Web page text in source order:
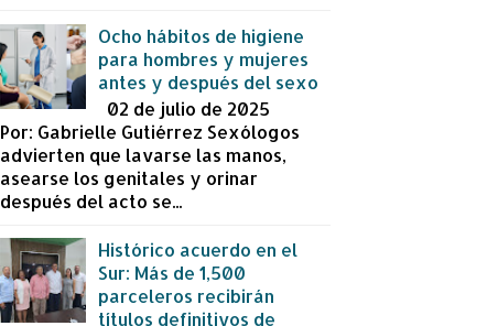
Ocho hábitos de higiene
para hombres y mujeres
antes y después del sexo
02 de julio de 2025
Por: Gabrielle Gutiérrez Sexólogos
advierten que lavarse las manos,
asearse los genitales y orinar
después del acto se...
Histórico acuerdo en el
Sur: Más de 1,500
parceleros recibirán
títulos definitivos de